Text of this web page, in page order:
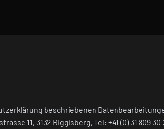
beschriebenen
11, 3132 Riggisberg, Tel: +41 (0) 31 809